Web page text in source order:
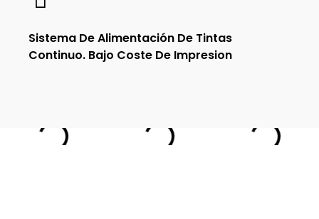
Sistema De Alimentación De Tintas
Continuo. Bajo Coste De Impresion